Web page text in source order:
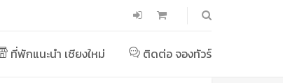
ที่พักแนะนำ เชียงใหม่ ติดต่อ จองทัวร์